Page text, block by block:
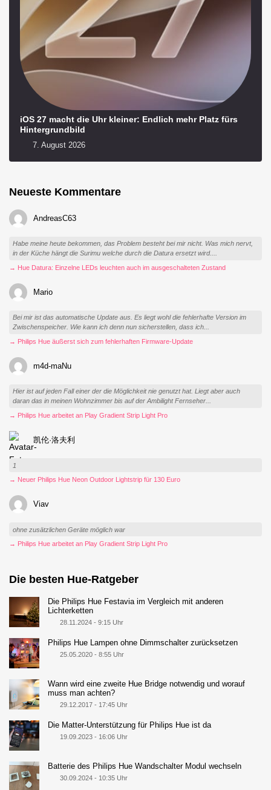
iOS 27 macht die Uhr kleiner: Endlich mehr Platz fürs
Hintergrundbild
7. August 2026
Neueste Kommentare
AndreasC63
Habe meine heute bekommen, das Problem besteht bei mir nicht. Was mich nervt,
in der Küche hängt die Surimu welche durch die Datura ersetzt wird....
→ Hue Datura: Einzelne LEDs leuchten auch im ausgeschalteten Zustand
Mario
Bei mir ist das automatische Update aus. Es liegt wohl die fehlerhafte Version im
Zwischenspeicher. Wie kann ich denn nun sicherstellen, dass ich...
→ Philips Hue äußerst sich zum fehlerhaften Firmware-Update
m4d-maNu
Hier ist auf jeden Fall einer der die Möglichkeit nie genutzt hat. Liegt aber auch
daran das in meinen Wohnzimmer bis auf der Ambilight Fernseher...
→ Philips Hue arbeitet an Play Gradient Strip Light Pro
凯伦·洛夫利
1
→ Neuer Philips Hue Neon Outdoor Lightstrip für 130 Euro
Viav
ohne zusätzlichen Geräte möglich war
→ Philips Hue arbeitet an Play Gradient Strip Light Pro
Die besten Hue-Ratgeber
Die Philips Hue Festavia im Vergleich mit anderen
Lichterketten
28.11.2024 - 9:15 Uhr
Philips Hue Lampen ohne Dimmschalter zurücksetzen
25.05.2020 - 8:55 Uhr
Wann wird eine zweite Hue Bridge notwendig und worauf
muss man achten?
29.12.2017 - 17:45 Uhr
Die Matter-Unterstützung für Philips Hue ist da
19.09.2023 - 16:06 Uhr
Batterie des Philips Hue Wandschalter Modul wechseln
30.09.2024 - 10:35 Uhr